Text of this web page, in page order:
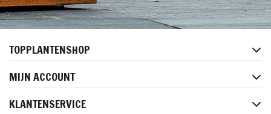
TOPPLANTENSHOP
MIJN ACCOUNT
KLANTENSERVICE